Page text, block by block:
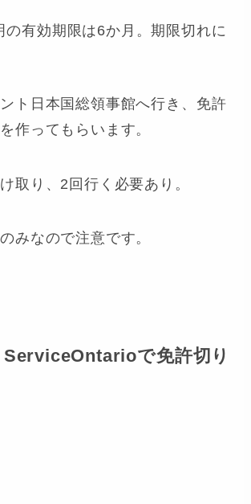
有効期限は6か月。期限切れに
ト日本国総領事館へ行き、免許
作ってもらいます。
取り、2回行く必要あり。
みなので注意です。
で免許切り